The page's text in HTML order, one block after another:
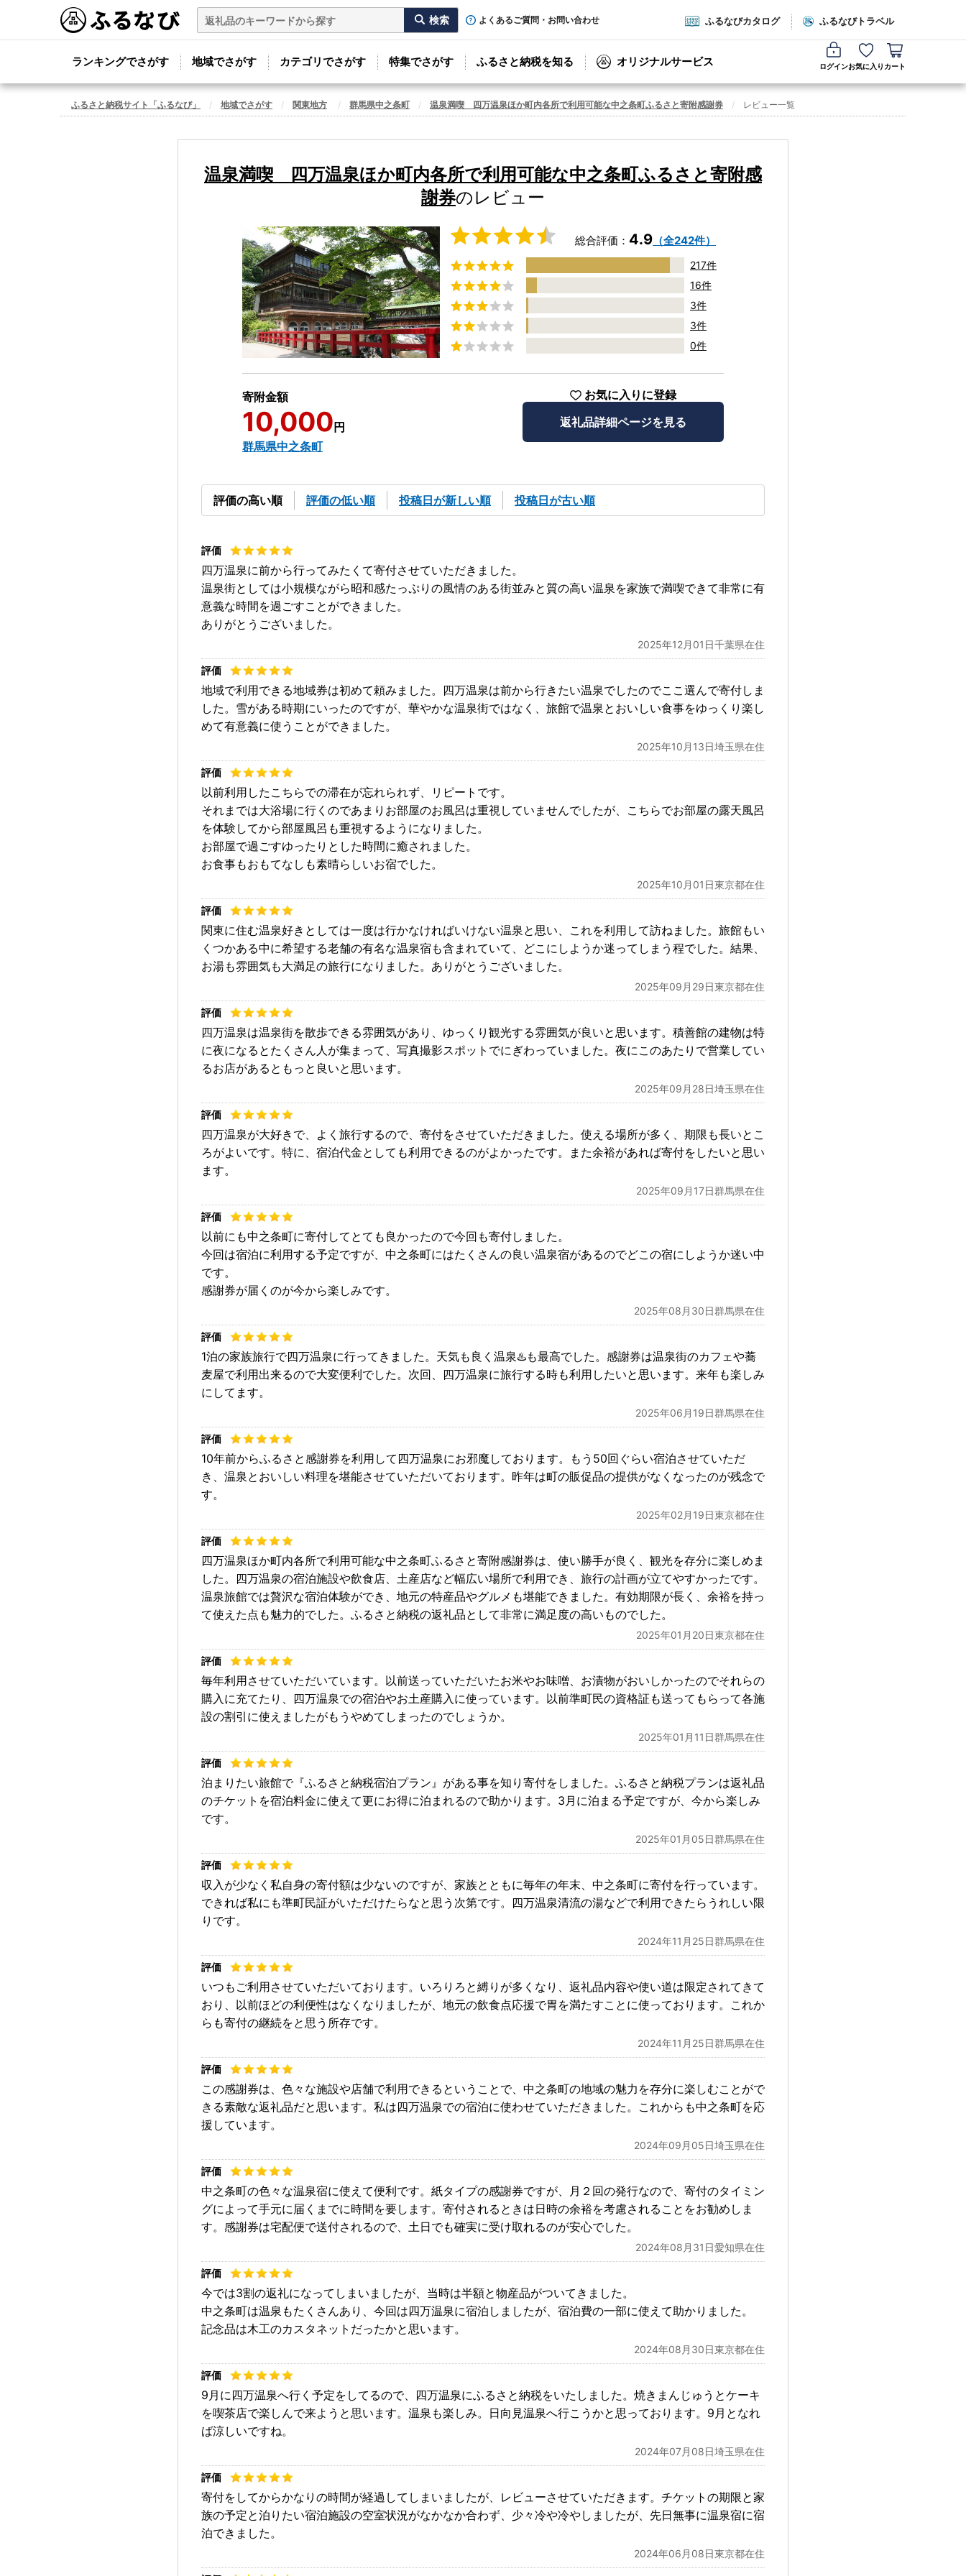
よくあるご質問・お問い合わせ ふるなびカタログ ふるなびトラベル
ランキングでさがす 地域でさがす カテゴリでさがす 特集でさがす ふるさと納税を知る オリジナルサービス ログインお気に入り カート
ふるさと納税サイト「ふるなび」 地域でさがす 関東地方 群馬県中之条町 温泉満喫 四万温泉ほか町内各所で利用可能な中之条町ふるさと寄附感謝券 レビュー一覧
温泉満喫 四万温泉ほか町内各所で利用可能な中之条町ふるさと寄附感
謝券のレビュー
総合評価： 4.9 （全242件）
217件
16件
3件
3件
0件
寄附金額
10,000 円
群馬県中之条町
お気に入りに登録
返礼品詳細ページを見る
評価の高い順 評価の低い順 投稿日が新しい順 投稿日が古い順
四万温泉に前から行ってみたくて寄付させていただきました。
温泉街としては小規模ながら昭和感たっぷりの風情のある街並みと質の高い温泉を家族で満喫できて非常に有
意義な時間を過ごすことができました。
ありがとうございました。
2025年12月01日千葉県在住
地域で利用できる地域券は初めて頼みました。四万温泉は前から行きたい温泉でしたのでここ選んで寄付しま
した。雪がある時期にいったのですが、華やかな温泉街ではなく、旅館で温泉とおいしい食事をゆっくり楽し
めて有意義に使うことができました。
2025年10月13日埼玉県在住
以前利用したこちらでの滞在が忘れられず、リピートです。
それまでは大浴場に行くのであまりお部屋のお風呂は重視していませんでしたが、こちらでお部屋の露天風呂
を体験してから部屋風呂も重視するようになりました。
お部屋で過ごすゆったりとした時間に癒されました。
お食事もおもてなしも素晴らしいお宿でした。
2025年10月01日東京都在住
関東に住む温泉好きとしては一度は行かなければいけない温泉と思い、これを利用して訪ねました。旅館もい
くつかある中に希望する老舗の有名な温泉宿も含まれていて、どこにしようか迷ってしまう程でした。結果、
お湯も雰囲気も大満足の旅行になりました。ありがとうございました。
2025年09月29日東京都在住
四万温泉は温泉街を散歩できる雰囲気があり、ゆっくり観光する雰囲気が良いと思います。積善館の建物は特
に夜になるとたくさん人が集まって、写真撮影スポットでにぎわっていました。夜にこのあたりで営業してい
るお店があるともっと良いと思います。
2025年09月28日埼玉県在住
四万温泉が大好きで、よく旅行するので、寄付をさせていただきました。使える場所が多く、期限も長いとこ
ろがよいです。特に、宿泊代金としても利用できるのがよかったです。また余裕があれば寄付をしたいと思い
ます。
2025年09月17日群馬県在住
以前にも中之条町に寄付してとても良かったので今回も寄付しました。
今回は宿泊に利用する予定ですが、中之条町にはたくさんの良い温泉宿があるのでどこの宿にしようか迷い中
です。
感謝券が届くのが今から楽しみです。
2025年08月30日群馬県在住
1泊の家族旅行で四万温泉に行ってきました。天気も良く温泉♨️も最高でした。感謝券は温泉街のカフェや蕎
麦屋で利用出来るので大変便利でした。次回、四万温泉に旅行する時も利用したいと思います。来年も楽しみ
にしてます。
2025年06月19日群馬県在住
10年前からふるさと感謝券を利用して四万温泉にお邪魔しております。もう50回ぐらい宿泊させていただ
き、温泉とおいしい料理を堪能させていただいております。昨年は町の販促品の提供がなくなったのが残念で
す。
2025年02月19日東京都在住
四万温泉ほか町内各所で利用可能な中之条町ふるさと寄附感謝券は、使い勝手が良く、観光を存分に楽しめま
した。四万温泉の宿泊施設や飲食店、土産店など幅広い場所で利用でき、旅行の計画が立てやすかったです。
温泉旅館では贅沢な宿泊体験ができ、地元の特産品やグルメも堪能できました。有効期限が長く、余裕を持っ
て使えた点も魅力的でした。ふるさと納税の返礼品として非常に満足度の高いものでした。
2025年01月20日東京都在住
毎年利用させていただいています。以前送っていただいたお米やお味噌、お漬物がおいしかったのでそれらの
購入に充てたり、四万温泉での宿泊やお土産購入に使っています。以前準町民の資格証も送ってもらって各施
設の割引に使えましたがもうやめてしまったのでしょうか。
2025年01月11日群馬県在住
泊まりたい旅館で『ふるさと納税宿泊プラン』がある事を知り寄付をしました。ふるさと納税プランは返礼品
のチケットを宿泊料金に使えて更にお得に泊まれるので助かります。3月に泊まる予定ですが、今から楽しみ
です。
2025年01月05日群馬県在住
収入が少なく私自身の寄付額は少ないのですが、家族とともに毎年の年末、中之条町に寄付を行っています。
できれば私にも準町民証がいただけたらなと思う次第です。四万温泉清流の湯などで利用できたらうれしい限
りです。
2024年11月25日群馬県在住
いつもご利用させていただいております。いろりろと縛りが多くなり、返礼品内容や使い道は限定されてきて
おり、以前ほどの利便性はなくなりましたが、地元の飲食点応援で胃を満たすことに使っております。これか
らも寄付の継続をと思う所存です。
2024年11月25日群馬県在住
この感謝券は、色々な施設や店舗で利用できるということで、中之条町の地域の魅力を存分に楽しむことがで
きる素敵な返礼品だと思います。私は四万温泉での宿泊に使わせていただきました。これからも中之条町を応
援しています。
2024年09月05日埼玉県在住
中之条町の色々な温泉宿に使えて便利です。紙タイプの感謝券ですが、月２回の発行なので、寄付のタイミン
グによって手元に届くまでに時間を要します。寄付されるときは日時の余裕を考慮されることをお勧めしま
す。感謝券は宅配便で送付されるので、土日でも確実に受け取れるのが安心でした。
2024年08月31日愛知県在住
今では3割の返礼になってしまいましたが、当時は半額と物産品がついてきました。
中之条町は温泉もたくさんあり、今回は四万温泉に宿泊しましたが、宿泊費の一部に使えて助かりました。
記念品は木工のカスタネットだったかと思います。
2024年08月30日東京都在住
9月に四万温泉へ行く予定をしてるので、四万温泉にふるさと納税をいたしました。焼きまんじゅうとケーキ
を喫茶店で楽しんで来ようと思います。温泉も楽しみ。日向見温泉へ行こうかと思っております。9月となれ
ば涼しいですね。
2024年07月08日埼玉県在住
寄付をしてからかなりの時間が経過してしまいましたが、レビューさせていただきます。チケットの期限と家
族の予定と泊りたい宿泊施設の空室状況がなかなか合わず、少々冷や冷やしましたが、先日無事に温泉宿に宿
泊できました。
2024年06月08日東京都在住